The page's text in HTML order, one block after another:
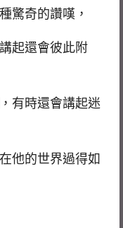
驚奇的讚嘆，
起還會彼此附
有時還會講起迷
他的世界過得如